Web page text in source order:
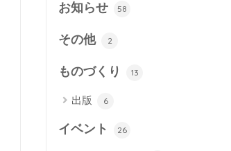
お知らせ 58
その他 2
ものづくり 13
出版 6
イベント 26